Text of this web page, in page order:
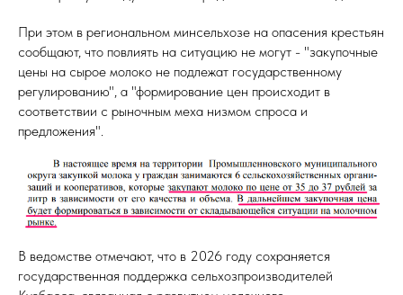
При этом в региональном минсельхозе на опасения крестьян
сообщают, что повлиять на ситуацию не могут - "закупочные
цены на сырое молоко не подлежат государственному
регулированию", а "формирование цен происходит в
соответствии с рыночным меха низмом спроса и
предложения".
В ведомстве отмечают, что в 2026 году сохраняется
государственная поддержка сельхозпроизводителей